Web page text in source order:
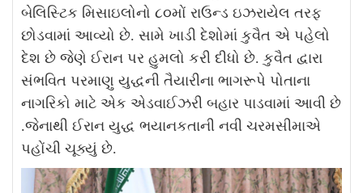
બેલિસ્ટિક મિસાઇલોનો ૮૦મોં રાઉન્ડ ઇઝરાયેલ તરફ
છોડવામાં આવ્યો છે. સામે ખાડી દેશોમાં કુવૈત એ પહેલો
દેશ છે જેણે ઈરાન પર હુમલો કરી દીધો છે. કુવૈત દ્વારા
સંભવિત પરમાણુ યુદ્ધની તૈયારીના ભાગરૂપે પોતાના
નાગરિકો માટે એક એડવાઈઝરી બહાર પાડવામાં આવી છે
.જેનાથી ઈરાન યુદ્ધ ભયાનકતાની નવી ચરમસીમાએ
પહોંચી ચૂક્યું છે.